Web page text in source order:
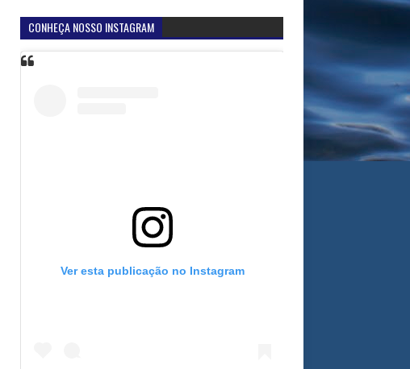
CONHEÇA NOSSO INSTAGRAM
Ver esta publicação no Instagram